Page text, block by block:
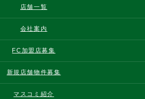
店舗一覧
会社案内
FC加盟店募集
新規店舗物件募集
マスコミ紹介